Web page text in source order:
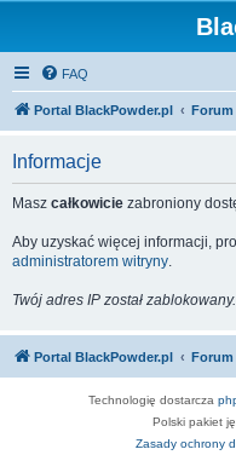
FAQ
Portal BlackPowder.pl Forum
Informacje
Masz całkowicie zabroniony
Aby uzyskać więcej informacji,
administratorem witryny.
Twój adres IP został zablokowany.
Portal BlackPowder.pl Forum
Technologię dostarcza
Polski pakiet
Zasady ochrony